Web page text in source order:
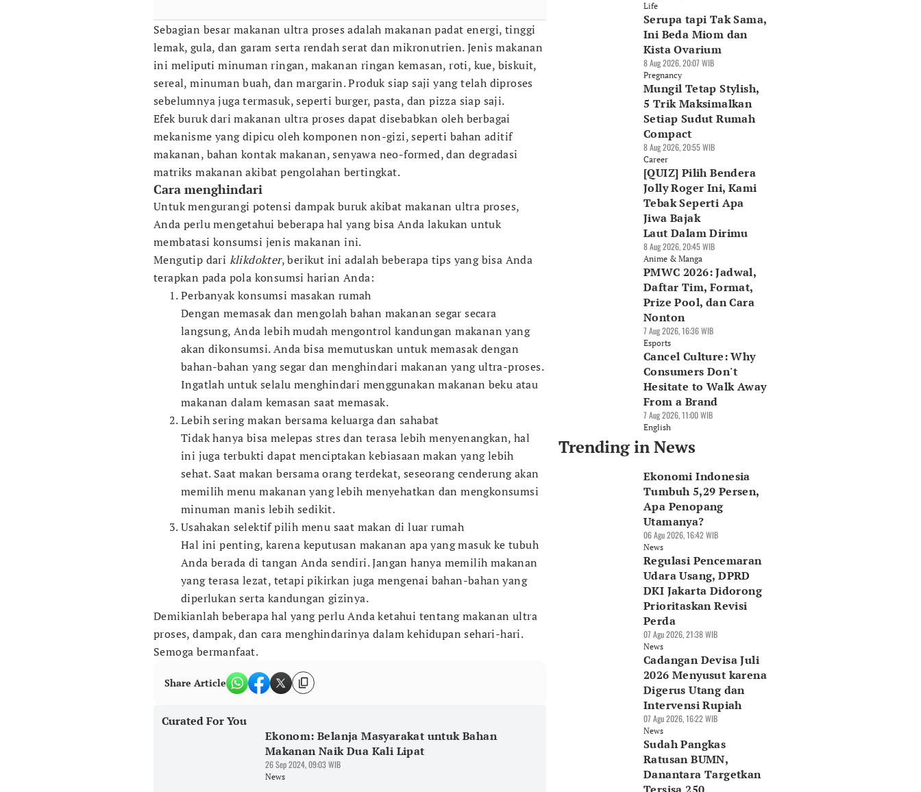
Sebagian besar makanan ultra proses adalah makanan padat energi, tinggi
lemak, gula, dan garam serta rendah serat dan mikronutrien. Jenis makanan
ini meliputi minuman ringan, makanan ringan kemasan, roti, kue, biskuit,
sereal, minuman buah, dan margarin. Produk siap saji yang telah diproses
sebelumnya juga termasuk, seperti burger, pasta, dan pizza siap saji.
Efek buruk dari makanan ultra proses dapat disebabkan oleh berbagai
mekanisme yang dipicu oleh komponen non-gizi, seperti bahan aditif
makanan, bahan kontak makanan, senyawa neo-formed, dan degradasi
matriks makanan akibat pengolahan bertingkat.
Cara menghindari
Untuk mengurangi potensi dampak buruk akibat makanan ultra proses,
Anda perlu mengetahui beberapa hal yang bisa Anda lakukan untuk
membatasi konsumsi jenis makanan ini.
Mengutip dari klikdokter, berikut ini adalah beberapa tips yang bisa Anda
terapkan pada pola konsumsi harian Anda:
Perbanyak konsumsi masakan rumah
Dengan memasak dan mengolah bahan makanan segar secara
langsung, Anda lebih mudah mengontrol kandungan makanan yang
akan dikonsumsi. Anda bisa memutuskan untuk memasak dengan
bahan-bahan yang segar dan menghindari makanan yang ultra-proses.
Ingatlah untuk selalu menghindari menggunakan makanan beku atau
makanan dalam kemasan saat memasak.
Lebih sering makan bersama keluarga dan sahabat
Tidak hanya bisa melepas stres dan terasa lebih menyenangkan, hal
ini juga terbukti dapat menciptakan kebiasaan makan yang lebih
sehat. Saat makan bersama orang terdekat, seseorang cenderung akan
memilih menu makanan yang lebih menyehatkan dan mengkonsumsi
minuman manis lebih sedikit.
Usahakan selektif pilih menu saat makan di luar rumah
Hal ini penting, karena keputusan makanan apa yang masuk ke tubuh
Anda berada di tangan Anda sendiri. Jangan hanya memilih makanan
yang terasa lezat, tetapi pikirkan juga mengenai bahan-bahan yang
diperlukan serta kandungan gizinya.
Demikianlah beberapa hal yang perlu Anda ketahui tentang makanan ultra
proses, dampak, dan cara menghindarinya dalam kehidupan sehari-hari.
Semoga bermanfaat.
Share Article
Curated For You
Ekonom: Belanja Masyarakat untuk Bahan
Makanan Naik Dua Kali Lipat
26 Sep 2024, 09:03 WIB
News
Life
Serupa tapi Tak Sama,
Ini Beda Miom dan
Kista Ovarium
8 Aug 2026, 20:07 WIB
Pregnancy
Mungil Tetap Stylish,
5 Trik Maksimalkan
Setiap Sudut Rumah
Compact
8 Aug 2026, 20:55 WIB
Career
[QUIZ] Pilih Bendera
Jolly Roger Ini, Kami
Tebak Seperti Apa
Jiwa Bajak
Laut Dalam Dirimu
8 Aug 2026, 20:45 WIB
Anime & Manga
PMWC 2026: Jadwal,
Daftar Tim, Format,
Prize Pool, dan Cara
Nonton
7 Aug 2026, 16:36 WIB
Esports
Cancel Culture: Why
Consumers Don't
Hesitate to Walk Away
From a Brand
7 Aug 2026, 11:00 WIB
English
Trending in News
Ekonomi Indonesia
Tumbuh 5,29 Persen,
Apa Penopang
Utamanya?
06 Agu 2026, 16:42 WIB
News
Regulasi Pencemaran
Udara Usang, DPRD
DKI Jakarta Didorong
Prioritaskan Revisi
Perda
07 Agu 2026, 21:38 WIB
News
Cadangan Devisa Juli
2026 Menyusut karena
Digerus Utang dan
Intervensi Rupiah
07 Agu 2026, 16:22 WIB
News
Sudah Pangkas
Ratusan BUMN,
Danantara Targetkan